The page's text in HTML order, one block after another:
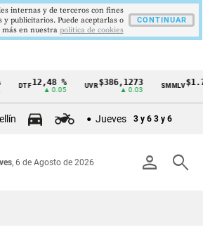
12,48 %
▲ 0.05
UVR $386,1273
▲ 0.03
SMMLV
Jueves 3 y 6 3 y 6
person search
, 6 de Agosto de 2026
internas y de terceros con fines
y publicitarios. Puede aceptarlas o
en nuestra politica de cookies
CONTINUAR